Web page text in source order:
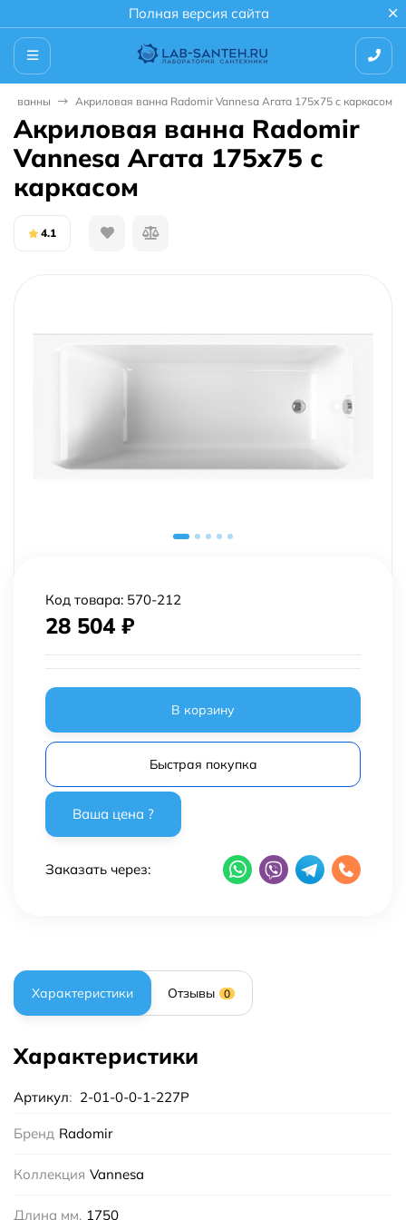
Полная версия сайта
ванны Акриловая ванна Radomir Vannesa Агата 175х75 с каркасом
Акриловая ванна Radomir
Vannesa Агата 175х75 с
каркасом
4.1
Код товара: 570-212
28 504 ₽
В корзину
Быстрая покупка
Заказать через:
Характеристики Отзывы 0
Характеристики
Артикул: 2-01-0-0-1-227Р
Бренд Radomir
Коллекция Vannesa
Длина мм. 1750